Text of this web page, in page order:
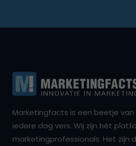
Marketingfacts is een beetje van
iedere dag vers. Wij zijn hét
marketingprofessionals. Het zijn